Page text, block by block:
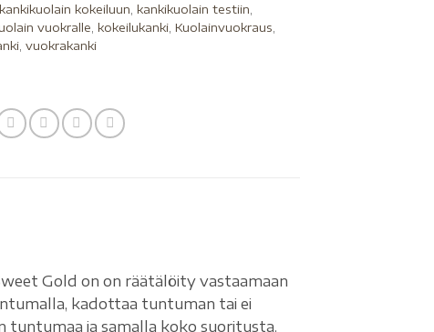
kankikuolain kokeiluun,kankikuolain testiin,
vuokralle,kokeilukanki,Kuolainvuokraus,
,vuokrakanki
Gold on on räätälöity vastaamaan
kadottaa tuntuman tai ei
tuntumaa ja samalla koko suoritusta.